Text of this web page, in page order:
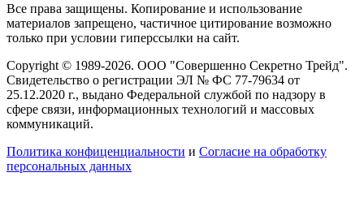
Все права защищены. Копирование и использование
материалов запрещено, частичное цитирование возможно
только при условии гиперссылки на сайт.
Copyright © 1989-2026. ООО "Совершенно Секретно Трейд".
Свидетельство о регистрации ЭЛ № ФС 77-79634 от
25.12.2020 г., выдано Федеральной службой по надзору в
сфере связи, информационных технологий и массовых
коммуникаций.
Политика конфиценциальности и Согласие на обработку
персональных данных